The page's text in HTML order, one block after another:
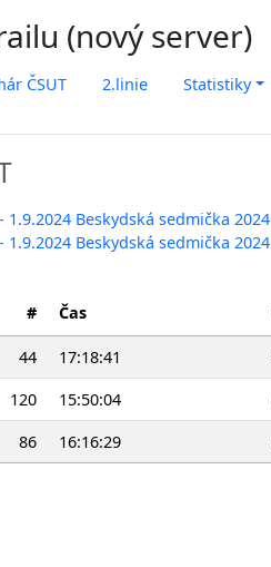
(nový server)
ČSUT 2.linie Statistiky
1.9.2024 Beskydská sedmička 2024
1.9.2024 Beskydská sedmička 2024
# Čas
44 17:18:41
120 15:50:04
86 16:16:29